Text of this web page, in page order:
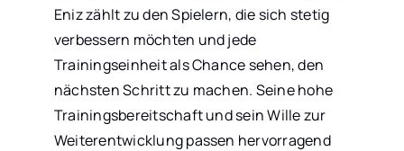
Eniz zählt zu den Spielern, die sich stetig
verbessern möchten und jede
Trainingseinheit als Chance sehen, den
nächsten Schritt zu machen. Seine hohe
Trainingsbereitschaft und sein Wille zur
Weiterentwicklung passen hervorragend